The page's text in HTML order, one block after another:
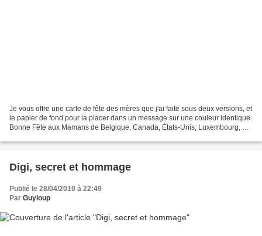
Je vous offre une carte de fête des mères que j'ai faite sous deux versions, et
le papier de fond pour la placer dans un message sur une couleur identique.
Bonne Fête aux Mamans de Belgique, Canada, États-Unis, Luxembourg, et
Digi, secret et hommage
Publié le 28/04/2010 à 22:49
Par Guyloup